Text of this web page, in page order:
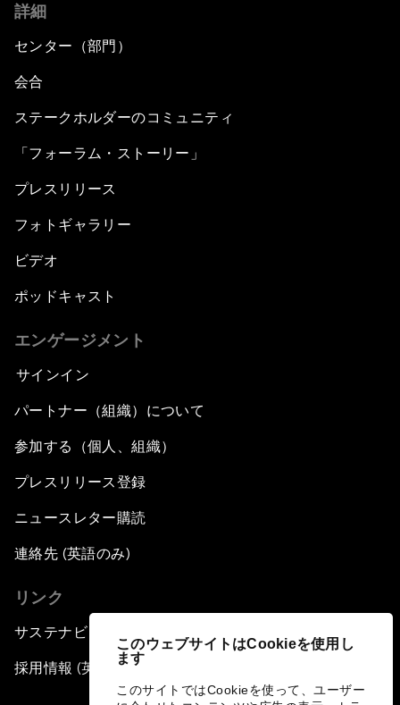
このウェブサイトはCookieを使用し
ます
このサイトではCookieを使って、ユーザー
詳細
センター（部門）
会合
ステークホルダーのコミュニティ
「フォーラム・ストーリー」
プレスリリース
フォトギャラリー
ビデオ
ポッドキャスト
エンゲージメント
サインイン
パートナー（組織）について
参加する（個人、組織）
プレスリリース登録
ニュースレター購読
連絡先 (英語のみ)
リンク
サステナビリティへの取り組み
採用情報 (英語のみ)